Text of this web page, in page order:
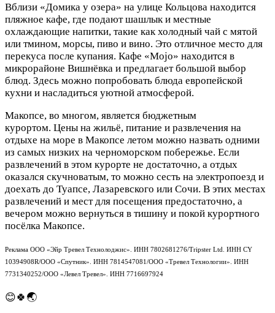
Вблизи «Домика у озера» на улице Кольцова находится
пляжное кафе, где подают шашлык и местные
охлаждающие напитки, такие как холодный чай с мятой
или тмином, морсы, пиво и вино. Это отличное место для
перекуса после купания. Кафе «Mojo» находится в
микрорайоне Вишнёвка и предлагает большой выбор
блюд. Здесь можно попробовать блюда европейской
кухни и насладиться уютной атмосферой.
Макопсе, во многом, является бюджетным
курортом. Цены на жильё, питание и развлечения на
отдыхе на море в Макопсе летом можно назвать одними
из самых низких на черноморском побережье. Если
развлечений в этом курорте не достаточно, а отдых
оказался скучноватым, то можно сесть на электропоезд и
доехать до Туапсе, Лазаревского или Сочи. В этих местах
развлечений и мест для посещения предостаточно, а
вечером можно вернуться в тишину и покой курортного
посёлка Макопсе.
Реклама ООО «Эйр Тревел Технолоджис». ИНН 7802681276/Tripster Ltd. ИНН CY
10394908R/ООО «Спутник». ИНН 7814547081/ООО «Тревел Технологии». ИНН
7731340252/ООО «Левел Тревел». ИНН 7716697924
😊🍀🌏